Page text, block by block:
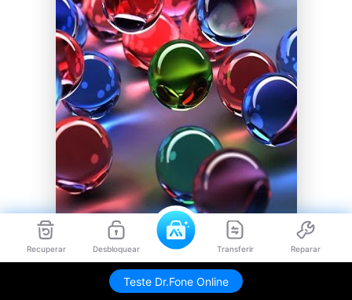
Recuperar Desbloquear Transferir Reparar
Teste Dr.Fone Online